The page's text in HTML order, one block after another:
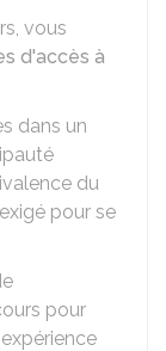
vous
d'accès à
dans un
du
pour se
pour